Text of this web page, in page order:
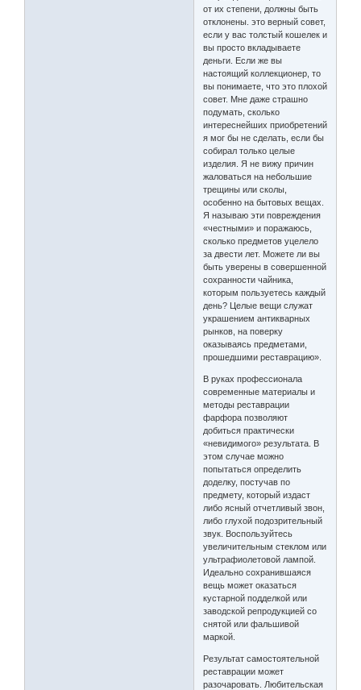
от их степени, должны быть
отклонены. это верный совет,
если у вас толстый кошелек и
вы просто вкладываете
деньги. Если же вы
настоящий коллекционер, то
вы понимаете, что это плохой
совет. Мне даже страшно
подумать, сколько
интереснейших приобретений
я мог бы не сделать, если бы
собирал только целые
изделия. Я не вижу причин
жаловаться на небольшие
трещины или сколы,
особенно на бытовых вещах.
Я называю эти повреждения
«честными» и поражаюсь,
сколько предметов уцелело
за двести лет. Можете ли вы
быть уверены в совершенной
сохранности чайника,
которым пользуетесь каждый
день? Целые вещи служат
украшением антикварных
рынков, на поверку
оказываясь предметами,
прошедшими реставрацию».
В руках профессионала
современные материалы и
методы реставрации
фарфора позволяют
добиться практически
«невидимого» результата. В
этом случае можно
попытаться определить
доделку, постучав по
предмету, который издаст
либо ясный отчетливый звон,
либо глухой подозрительный
звук. Воспользуйтесь
увеличительным стеклом или
ультрафиолетовой лампой.
Идеально сохранившаяся
вещь может оказаться
кустарной подделкой или
заводской репродукцией со
снятой или фальшивой
маркой.
Результат самостоятельной
реставрации может
разочаровать. Любительская